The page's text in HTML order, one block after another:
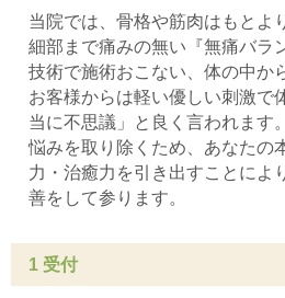
当院では、骨格や筋肉はもとよ
細部まで痛みの無い『無痛バラ
技術で施術おこない、体の中か
お客様からは軽い優しい刺激で
当に不思議」と良く言われます
悩みを取り除くため、あなたの
力・治癒力を引き出すことによ
善をして参ります。
1 受付